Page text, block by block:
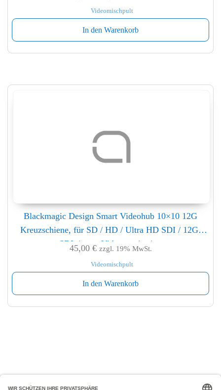
Videomischpult
In den Warenkorb
Blackmagic Design Smart Videohub 10×10 12G
Kreuzschiene, für SD / HD / Ultra HD SDI / 12G-
SDI, integr.Videomonitoring
45,00 € zzgl. 19% MwSt.
Videomischpult
In den Warenkorb